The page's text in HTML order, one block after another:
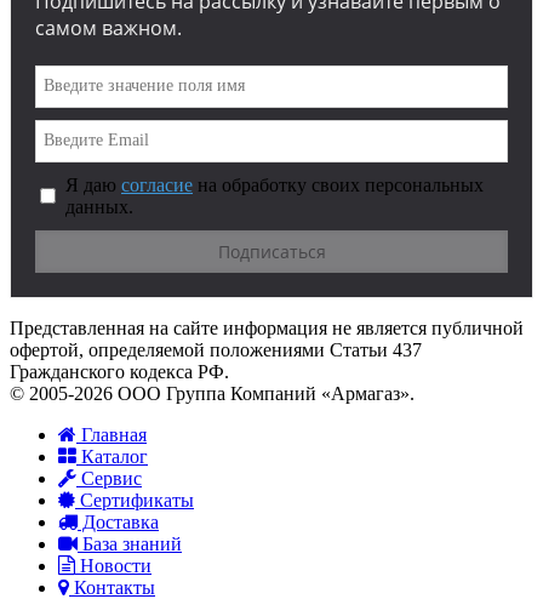
самом важном.
Я даю согласие на обработку своих персональных
данных.
Представленная на сайте информация не является публичной
офертой, определяемой положениями Статьи 437
Гражданского кодекса РФ.
© 2005-2026 ООО Группа Компаний «Армагаз».
Главная
Каталог
Сервис
Сертификаты
Доставка
База знаний
Новости
Контакты